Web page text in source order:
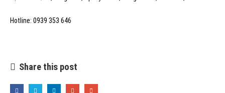
Hotline: 0939 353 646
Share this post